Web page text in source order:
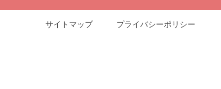
サイトマップ プライバシーポリシー